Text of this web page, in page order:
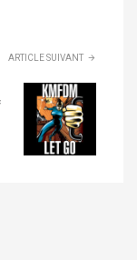
ARTICLE SUIVANT